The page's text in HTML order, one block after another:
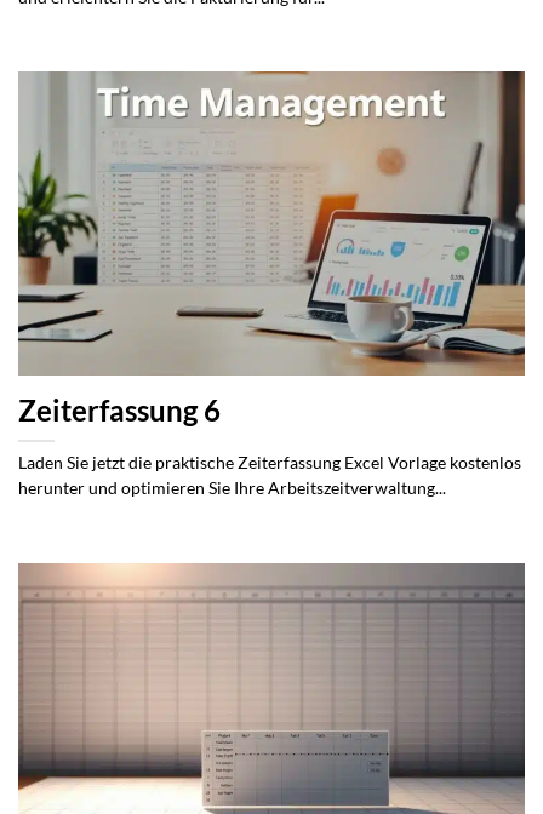
Zeiterfassung 6
Laden Sie jetzt die praktische Zeiterfassung Excel Vorlage kostenlos
herunter und optimieren Sie Ihre Arbeitszeitverwaltung...